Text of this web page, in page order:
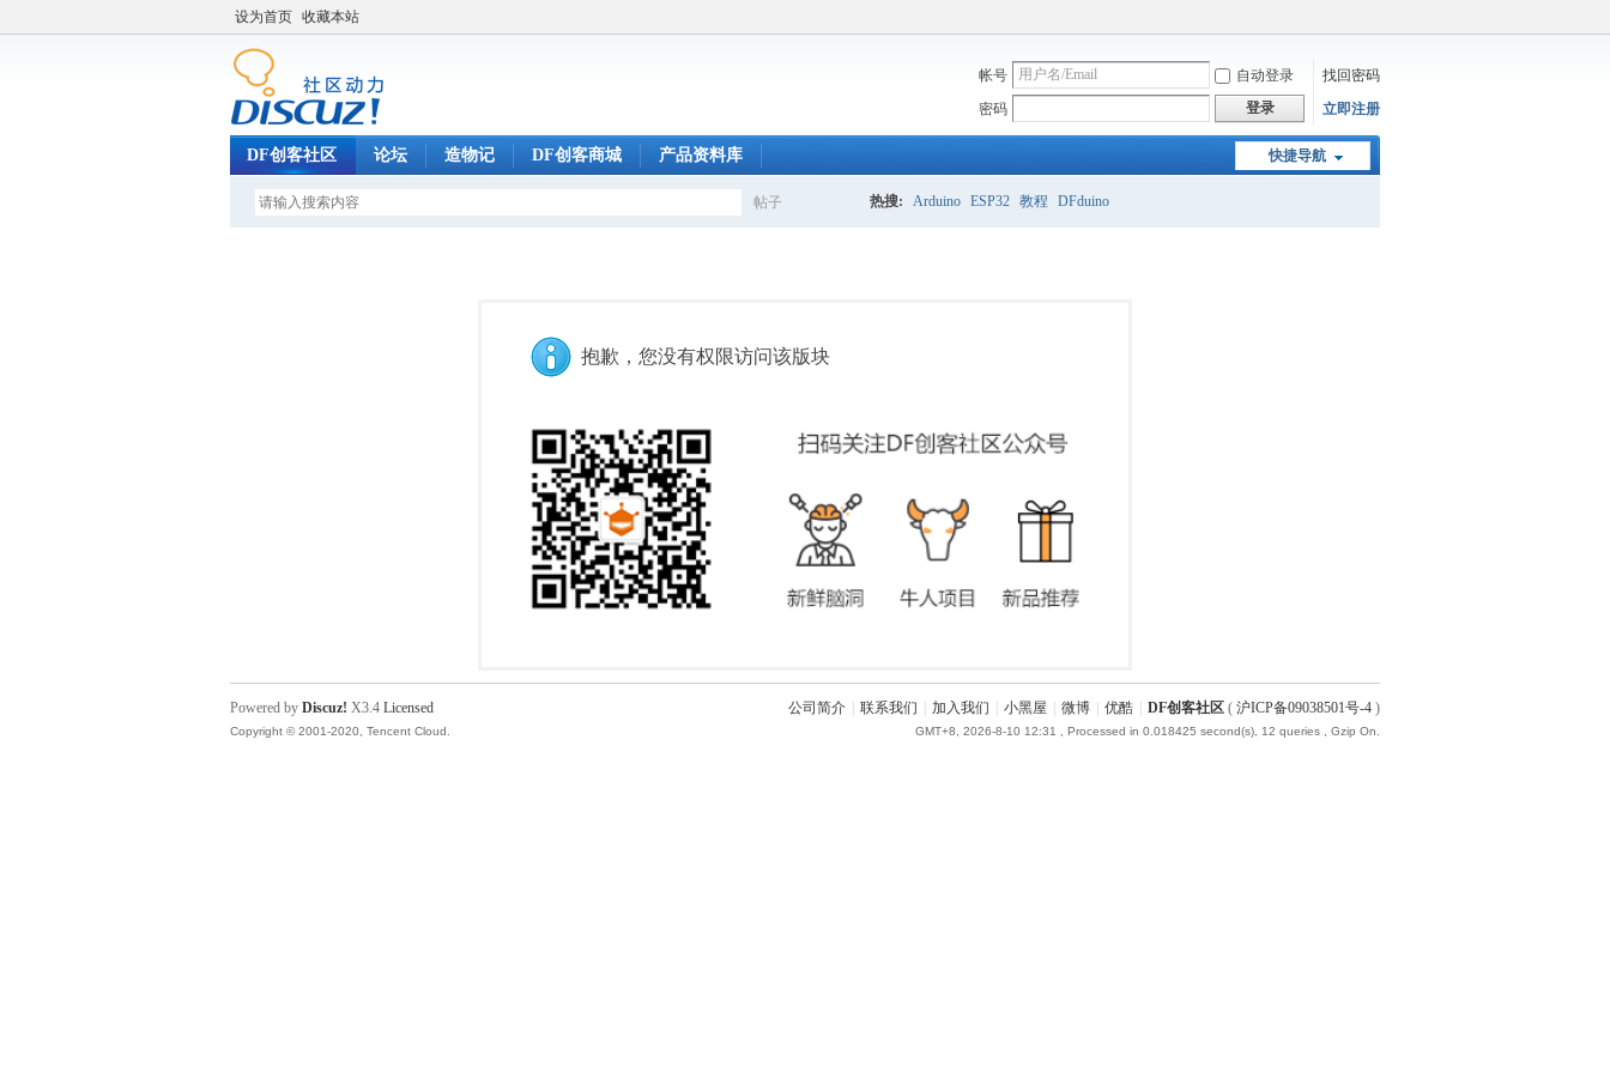
设为首页 收藏本站
帐号 自动登录
找回密码
密码
登录 立即注册
快捷导航
DF创客社区 论坛 造物记 DF创客商城 产品资料库
帖子 热搜: Arduino ESP32 教程 DFduino
抱歉，您没有权限访问该版块
公司简介 联系我们 加入我们 小黑屋 微博 优酷 DF创客社区 ( 沪ICP备09038501号-4 )
GMT+8, 2026-8-10 12:31 , Processed in 0.018425 second(s), 12 queries , Gzip On.
Powered by Discuz! X3.4 Licensed
Copyright © 2001-2020, Tencent Cloud.